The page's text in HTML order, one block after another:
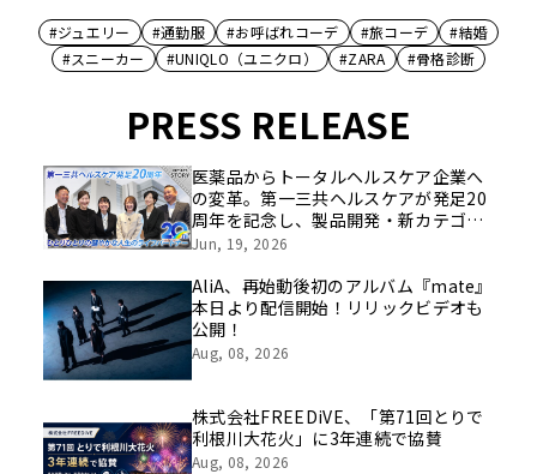
#ジュエリー #通勤服 #お呼ばれコーデ #旅コーデ
#結婚
#スニーカー
#UNIQLO（ユニクロ） #ZARA #骨格診断
PRESS RELEASE
医薬品からトータルヘルスケア企業へ
の変革。第一三共ヘルスケアが発足20
周年を記念し、製品開発・新カテゴリ
挑戦の舞台や旧社統合時のエピソード
像を公開！
Jun, 19, 2026
AliA、再始動後初のアルバム『mate』
本日より配信開始！リリックビデオも
公開！
Aug, 08, 2026
株式会社FREEDiVE、「第71回とりで
利根川大花火」に3年連続で協賛
Aug, 08, 2026